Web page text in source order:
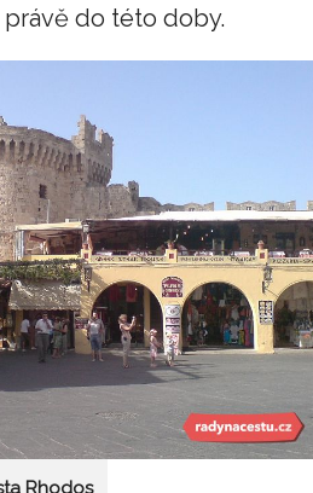
do této doby.
Rhodos